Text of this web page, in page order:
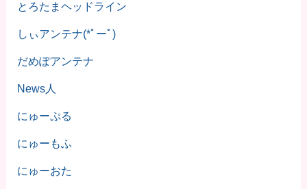
とろたまヘッドライン
しぃアンテナ(*ﾟーﾟ)
だめぽアンテナ
News人
にゅーぷる
にゅーもふ
にゅーおた